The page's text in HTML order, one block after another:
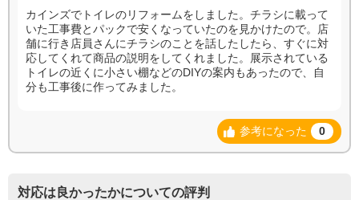
カインズでトイレのリフォームをしました。チラシに載って
いた工事費とパックで安くなっていたのを見かけたので。店
舗に行き店員さんにチラシのことを話したしたら、すぐに対
応してくれて商品の説明をしてくれました。展示されている
トイレの近くに小さい棚などのDIYの案内もあったので、自
分も工事後に作ってみました。
参考になった 0
対応は良かったかについての評判